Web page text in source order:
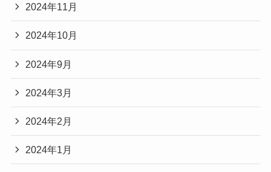
2024年11月
2024年10月
2024年9月
2024年3月
2024年2月
2024年1月